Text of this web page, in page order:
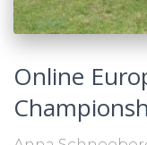
Online